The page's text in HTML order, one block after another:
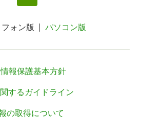
ォン版 パソコン版
報保護基本方針
するガイドライン
の取得について